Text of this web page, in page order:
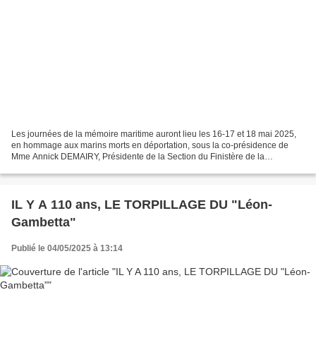
Les journées de la mémoire maritime auront lieu les 16-17 et 18 mai 2025,
en hommage aux marins morts en déportation, sous la co-présidence de
Mme Annick DEMAIRY, Présidente de la Section du Finistère de la
IL Y A 110 ans, LE TORPILLAGE DU "Léon-
Gambetta"
Publié le 04/05/2025 à 13:14